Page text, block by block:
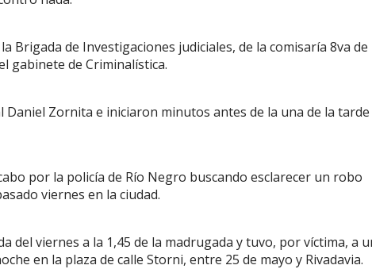
de Investigaciones judiciales, de la comisaría 8va de
gabinete de Criminalística.
Daniel Zornita e iniciaron minutos antes de la una de la tarde
por la policía de Río Negro buscando esclarecer un robo
viernes en la ciudad.
del viernes a la 1,45 de la madrugada y tuvo, por víctima, a
en la plaza de calle Storni, entre 25 de mayo y Rivadavia.